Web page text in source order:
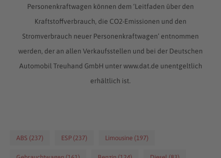
Personenkraftwagen können dem ‘Leitfaden über den
Kraftstoffverbrauch, die CO2-Emissionen und den
Stromverbrauch neuer Personenkraftwagen’ entnommen
werden, der an allen Verkaufsstellen und bei der Deutschen
Automobil Treuhand GmbH unter www.dat.de unentgeltlich
erhältlich ist.
ABS (237) ESP (237) Limousine (197)